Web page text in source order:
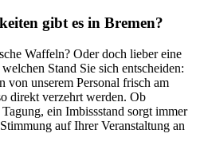
gibt es in Bremen?
Waffeln? Oder doch lieber eine
Stand Sie sich entscheiden:
von unserem Personal frisch am
direkt verzehrt werden. Ob
ein Imbissstand sorgt immer
auf Ihrer Veranstaltung an